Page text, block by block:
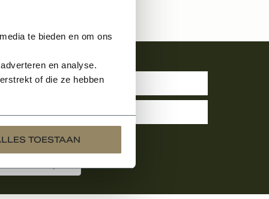
te bieden en om ons
en analyse.
of die ze hebben
TOESTAAN